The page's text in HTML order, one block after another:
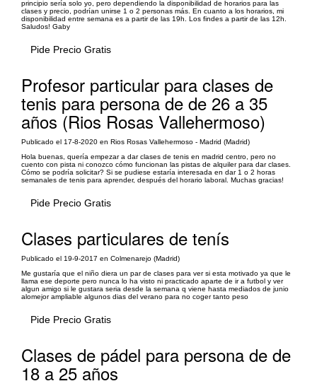
principio sería solo yo, pero dependiendo la disponibilidad de horarios para las
clases y precio, podrían unirse 1 o 2 personas más. En cuanto a los horarios, mi
disponibilidad entre semana es a partir de las 19h. Los findes a partir de las 12h.
Saludos! Gaby
Pide Precio Gratis
Profesor particular para clases de
tenis para persona de de 26 a 35
años (Rios Rosas Vallehermoso)
Publicado el 17-8-2020 en Rios Rosas Vallehermoso - Madrid (Madrid)
Hola buenas, quería empezar a dar clases de tenis en madrid centro, pero no
cuento con pista ni conozco cómo funcionan las pistas de alquiler para dar clases.
Cómo se podría solicitar? Si se pudiese estaría interesada en dar 1 o 2 horas
semanales de tenis para aprender, después del horario laboral. Muchas gracias!
Pide Precio Gratis
Clases particulares de tenís
Publicado el 19-9-2017 en Colmenarejo (Madrid)
Me gustaría que el niño diera un par de clases para ver si esta motivado ya que le
llama ese deporte pero nunca lo ha visto ni practicado aparte de ir a futbol y ver
algun amigo si le gustara seria desde la semana q viene hasta mediados de junio
alomejor ampliable algunos dias del verano para no coger tanto peso
Pide Precio Gratis
Clases de pádel para persona de de
18 a 25 años